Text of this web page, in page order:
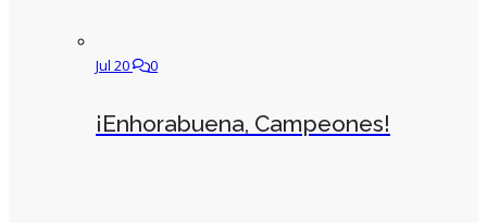
Jul 20 0
¡Enhorabuena, Campeones!